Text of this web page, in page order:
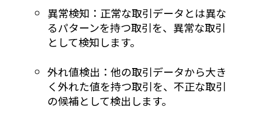
異常検知：正常な取引データとは異な
るパターンを持つ取引を、異常な取引
として検知します。
外れ値検出：他の取引データから大き
く外れた値を持つ取引を、不正な取引
の候補として検出します。